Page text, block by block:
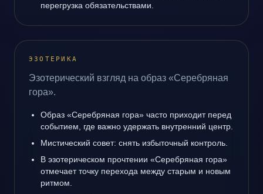
перегрузка обязательствами.
ЭЗОТЕРИКА
Эзотерический взгляд на образ «Серебряная
гора».
Образ «Серебряная гора» часто приходит перед
событием, где важно удержать внутренний центр.
Мистический совет: снять избыточный контроль.
В эзотерическом прочтении «Серебряная гора»
отмечает точку перехода между старым и новым
ритмом.